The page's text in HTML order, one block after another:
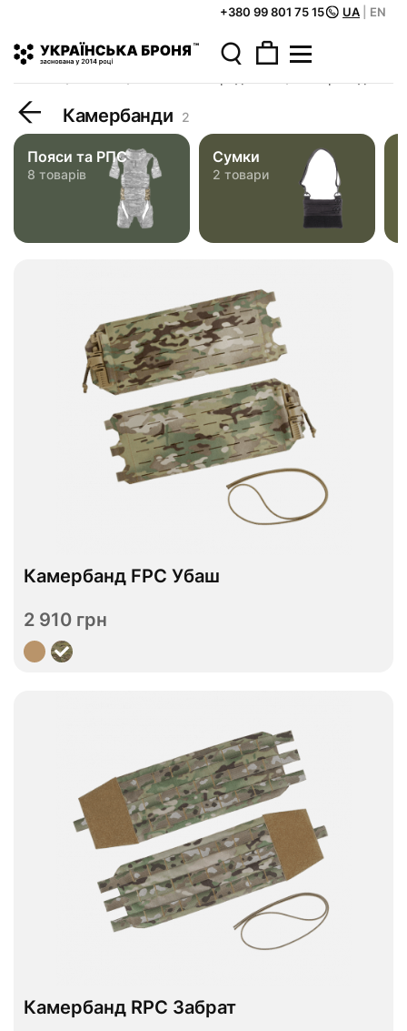
+380 99 801 75 15 UA EN
Камербанди 2
Пояси та РПС
8 товарів
Сумки
2 товари
Камербанд FPC Убаш
2 910 грн
S L XL
Камербанд RPC Забрат
S L XL